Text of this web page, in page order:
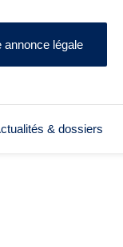
annonce légale
& dossiers